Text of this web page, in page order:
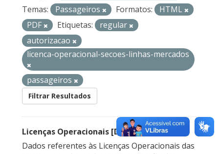
Temas:
Passageiros Formatos:
HTML
PDF
Etiquetas:
regular
autorizacao
licenca-operacional-secoes-linhas-mercados
passageiros
Filtrar Resultados
Licenças Operacionais [Descontinuado]
Dados referentes às Licenças Operacionais das